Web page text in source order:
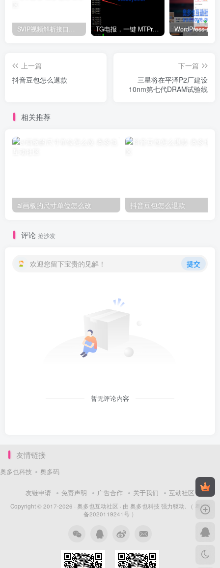
SVIP视频解析接口大全 – 站长必备 TG电报，一键 MTProxy 网络代理工具脚本
上一篇
抖音豆包怎么退款
下一篇
三星将在平泽P2厂建设
10nm第七代DRAM试验线
相关推荐
ai画板的尺寸单位怎么改 抖音豆包怎么退款
评论 抢沙发
欢迎您留下宝贵的见解！ 提交
暂无评论内容
友情链接
奥多也科技 奥多码
友链申请 免责声明 广告合作 关于我们 互动社区
Copyright © 2017-2026 · 奥多也互动社区 · 由 奥多也科技 强力驱动.
（ 粤ICP
备2020119241号 ）